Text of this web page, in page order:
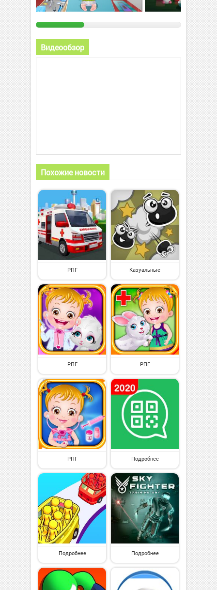
Видеообзор
Похожие новости
РПГ Казуальные
РПГ РПГ
РПГ Подробнее
Подробнее Подробнее